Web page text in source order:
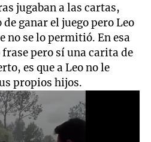
jugaban a las cartas,
ganar el juego pero Leo
no se lo permitió. En esa
pero sí una carita de
es que a Leo no le
propios hijos.